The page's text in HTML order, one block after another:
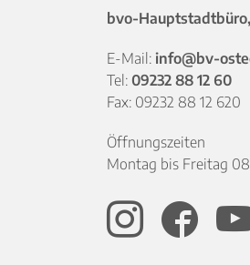
bvo-
E-Mail: info@bv-
Tel: 09232 88 12 60
Fax: 09232 88 12 620
Öffnungszeiten
Montag bis Freitag